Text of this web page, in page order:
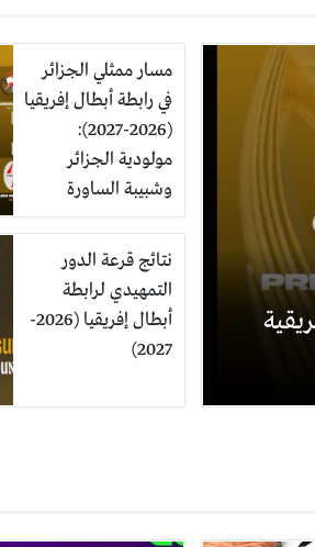
مسار ممثلي الجزائر
في رابطة أبطال إفريقيا
(2026-2027):
مولودية الجزائر
وشبيبة الساورة
نتائج قرعة الدور
التمهيدي لرابطة
أبطال إفريقيا (2026-
2027)